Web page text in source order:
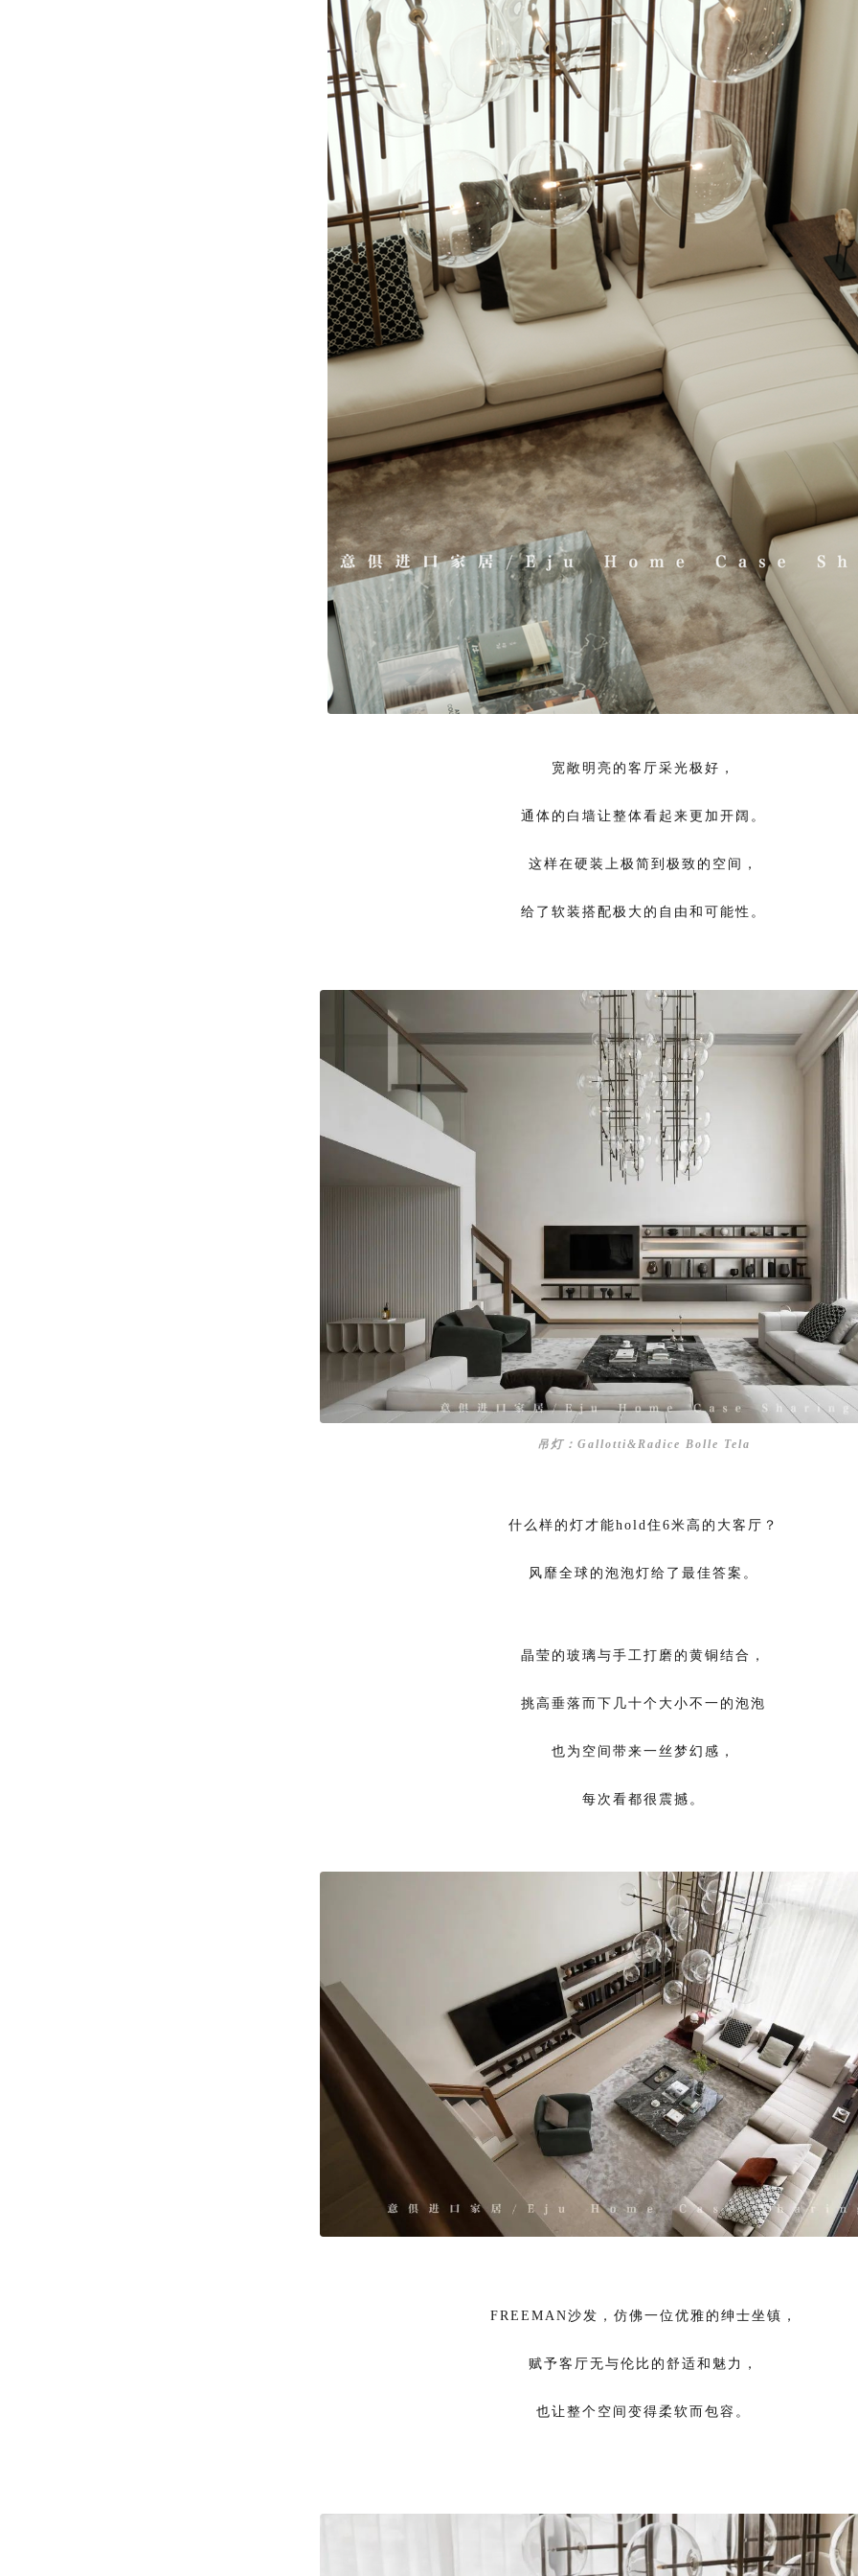
宽敞明亮的客厅采光极好，
通体的白墙让整体看起来更加开阔。
这样在硬装上极简到极致的空间，
给了软装搭配极大的自由和可能性。
吊灯：Gallotti&Radice Bolle Tela
什么样的灯才能hold住6米高的大客厅？
风靡全球的泡泡灯给了最佳答案。
晶莹的玻璃与手工打磨的黄铜结合，
挑高垂落而下几十个大小不一的泡泡
也为空间带来一丝梦幻感，
每次看都很震撼。
FREEMAN沙发，仿佛一位优雅的绅士坐镇，
赋予客厅无与伦比的舒适和魅力，
也让整个空间变得柔软而包容。